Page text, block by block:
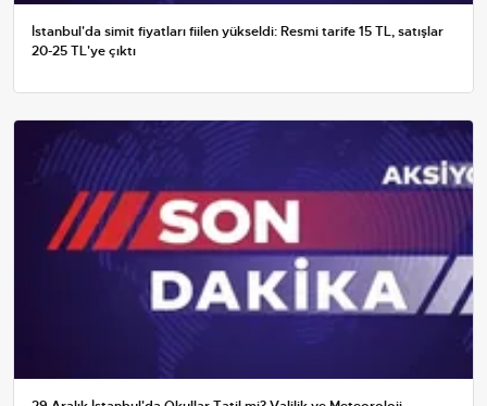
İstanbul'da simit fiyatları fiilen yükseldi: Resmi tarife 15 TL, satışlar
20-25 TL'ye çıktı